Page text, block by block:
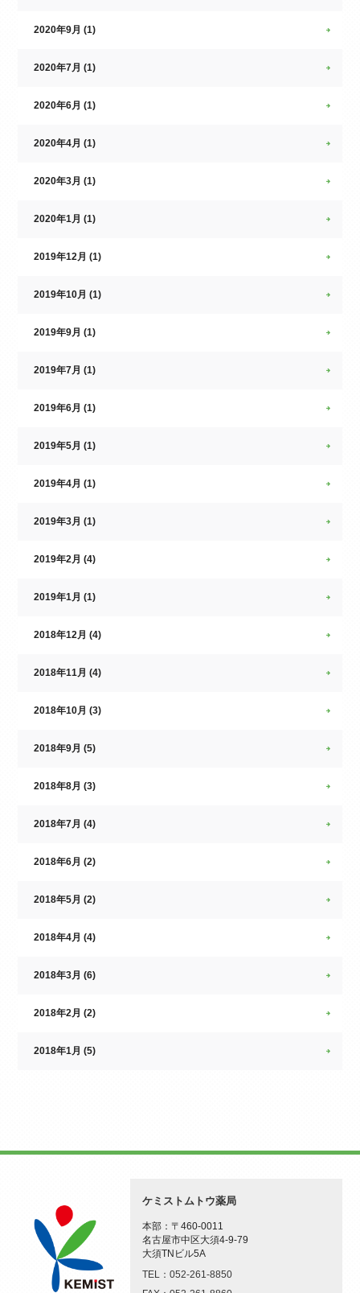
2020年9月 (1)
2020年7月 (1)
2020年6月 (1)
2020年4月 (1)
2020年3月 (1)
2020年1月 (1)
2019年12月 (1)
2019年10月 (1)
2019年9月 (1)
2019年7月 (1)
2019年6月 (1)
2019年5月 (1)
2019年4月 (1)
2019年3月 (1)
2019年2月 (4)
2019年1月 (1)
2018年12月 (4)
2018年11月 (4)
2018年10月 (3)
2018年9月 (5)
2018年8月 (3)
2018年7月 (4)
2018年6月 (2)
2018年5月 (2)
2018年4月 (4)
2018年3月 (6)
2018年2月 (2)
2018年1月 (5)
ケミストムトウ薬局
本部：〒460-0011
名古屋市中区大須4-9-79
大須TNビル5A
TEL：052-261-8850